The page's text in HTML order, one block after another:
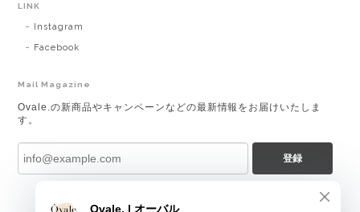
LINK
Instagram
Facebook
Mail Magazine
Ovale.の新商品やキャンペーンなどの最新情報をお届けいたしま
す。
登録